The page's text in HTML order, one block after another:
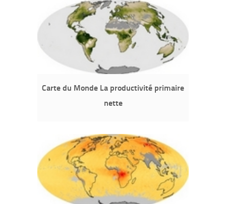
Carte du Monde La productivité primaire
nette